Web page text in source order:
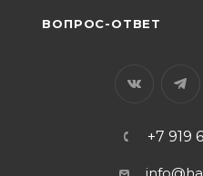
ВОПРОС-ОТВЕТ
+7 919